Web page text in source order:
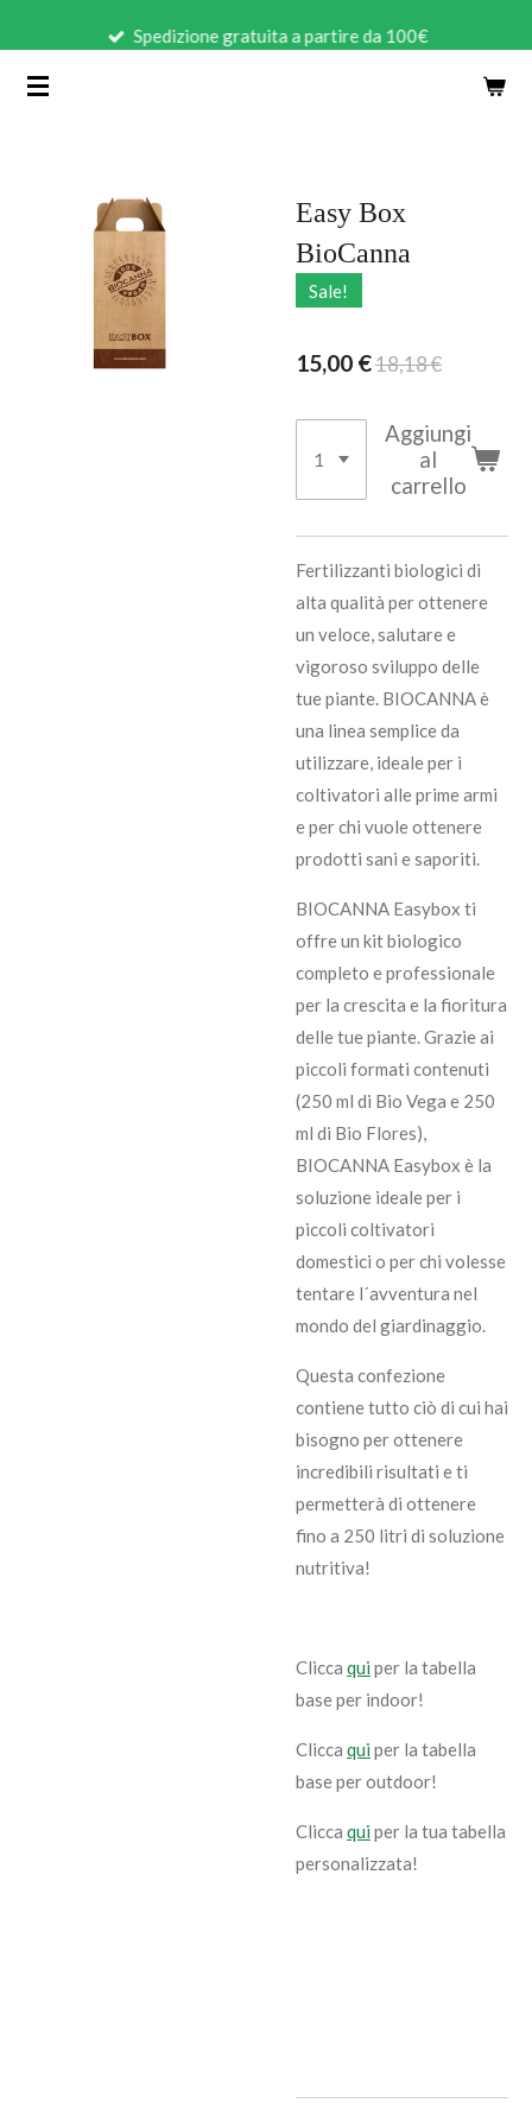
contenuto
Spedizione gratuita a partire da 100€
Easy Box
BioCanna
Sale!
15,00 €18,18 €
Aggiungi
al
carrello
Fertilizzanti biologici di
alta qualità per ottenere
un veloce, salutare e
vigoroso sviluppo delle
tue piante. BIOCANNA è
una linea semplice da
utilizzare, ideale per i
coltivatori alle prime armi
e per chi vuole ottenere
prodotti sani e saporiti.
BIOCANNA Easybox ti
offre un kit biologico
completo e professionale
per la crescita e la fioritura
delle tue piante. Grazie ai
piccoli formati contenuti
(250 ml di Bio Vega e 250
ml di Bio Flores),
BIOCANNA Easybox è la
soluzione ideale per i
piccoli coltivatori
domestici o per chi volesse
tentare l´avventura nel
mondo del giardinaggio.
Questa confezione
contiene tutto ciò di cui hai
bisogno per ottenere
incredibili risultati e ti
permetterà di ottenere
fino a 250 litri di soluzione
nutritiva!
Clicca qui per la tabella
base per indoor!
Clicca qui per la tabella
base per outdoor!
Clicca qui per la tua tabella
personalizzata!